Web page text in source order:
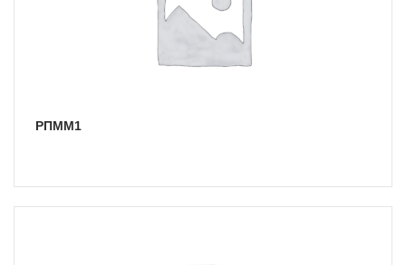
РПММ1